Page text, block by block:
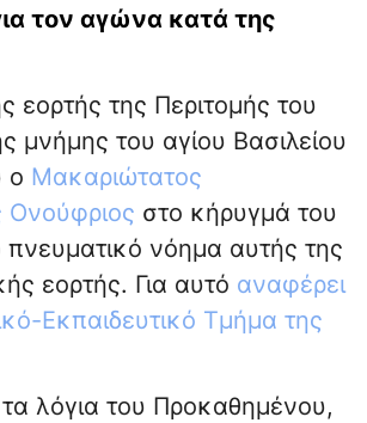
τον αγώνα κατά της
εορτής της Περιτομής του
μνήμης του αγίου Βασιλείου
ο Μακαριώτατος
Ονούφριος στο κήρυγμά του
πνευματικό νόημα αυτής της
εορτής. Για αυτό αναφέρει
Εκπαιδευτικό Τμήμα της
λόγια του Προκαθημένου,